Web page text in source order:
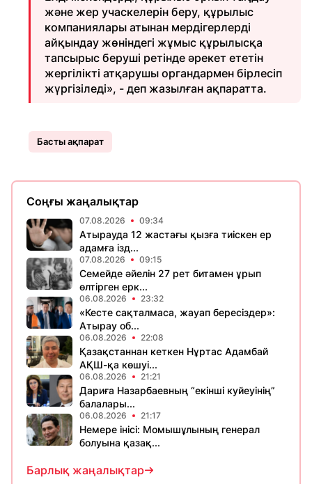
және жер учаскелерін беру, құрылыс
компаниялары атынан мердігерлерді
айқындау жөніндегі жұмыс құрылысқа
тапсырыс беруші ретінде әрекет ететін
жергілікті атқарушы органдармен бірлесіп
жүргізіледі», - деп жазылған ақпаратта.
Басты ақпарат
Соңғы жаңалықтар
07.08.2026 09:34
Атырауда 12 жастағы қызға тиіскен ер
адамға ізд...
07.08.2026 09:15
Семейде әйелін 27 рет битамен ұрып
өлтірген ерк...
06.08.2026 23:32
«Кесте сақталмаса, жауап бересіздер»:
Атырау об...
06.08.2026 22:08
Қазақстаннан кеткен Нұртас Адамбай
АҚШ-қа көшуі...
06.08.2026 21:21
Дариға Назарбаевның “екінші куйеуінің”
балалары...
06.08.2026 21:17
Немере інісі: Момышұлының генерал
болуына қазақ...
Барлық жаңалықтар